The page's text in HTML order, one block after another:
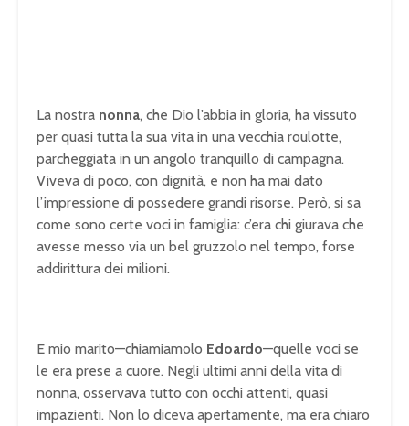
La nostra nonna, che Dio l’abbia in gloria, ha vissuto
per quasi tutta la sua vita in una vecchia roulotte,
parcheggiata in un angolo tranquillo di campagna.
Viveva di poco, con dignità, e non ha mai dato
l’impressione di possedere grandi risorse. Però, si sa
come sono certe voci in famiglia: c’era chi giurava che
avesse messo via un bel gruzzolo nel tempo, forse
addirittura dei milioni.
E mio marito—chiamiamolo Edoardo—quelle voci se
le era prese a cuore. Negli ultimi anni della vita di
nonna, osservava tutto con occhi attenti, quasi
impazienti. Non lo diceva apertamente, ma era chiaro